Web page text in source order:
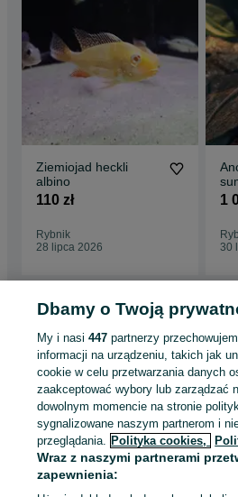
Ziemiojad heckli
albino
110 zł
Rybnik
28 lipca 2026
1
30
Strona główna Zwierzęta Akwarystyka
Dekoracje - Śląskie
Dekoracje - Książenice
KATEGORIA
ID:1001834033
Dbamy o Twoją
My i nasi447 partnerzy
informacji na urządzeniu, takich jak
cookie w celu przetwarzania danych
zaakceptować wybory lub zarządzać
dowolnym momencie na stronie
sygnalizowane naszym partnerom i
przeglądania. Polityka cookies,
Wraz z naszymi partnerami
zapewnienia: